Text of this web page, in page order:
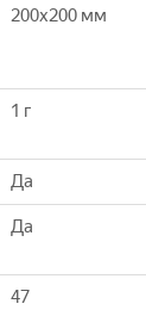
200x200 мм
1 г
Да
Да
47